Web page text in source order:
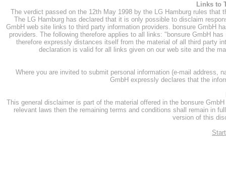
Links to
The verdict passed on the 12th May 1998 by the LG Hamburg rules
The LG Hamburg has declared that it is only possible to disclaim
GmbH web site links to third party information providers. bonsure GmbH
providers. The following therefore applies to all links: "bonsure GmbH
therefore expressly distances itself from the material of all third party
declaration is valid for all links given on our web site and the
Where you are invited to submit personal information (e-mail address,
GmbH expressly declares that the
This general disclaimer is part of the material offered in the bonsure
relevant laws then the remaining terms and conditions shall remain in
version of this